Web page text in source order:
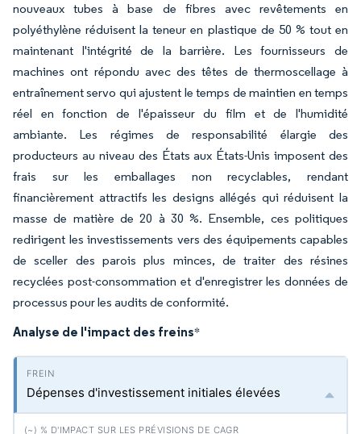
nouveaux tubes à base de fibres avec revêtements en
polyéthylène réduisent la teneur en plastique de 50 % tout en
maintenant l'intégrité de la barrière. Les fournisseurs de
machines ont répondu avec des têtes de thermoscellage à
entraînement servo qui ajustent le temps de maintien en temps
réel en fonction de l'épaisseur du film et de l'humidité
ambiante. Les régimes de responsabilité élargie des
producteurs au niveau des États aux États-Unis imposent des
frais sur les emballages non recyclables, rendant
financièrement attractifs les designs allégés qui réduisent la
masse de matière de 20 à 30 %. Ensemble, ces politiques
redirigent les investissements vers des équipements capables
de sceller des parois plus minces, de traiter des résines
recyclées post-consommation et d'enregistrer les données de
processus pour les audits de conformité.
Analyse de l'impact des freins*
Dépenses d'investissement initiales élevées